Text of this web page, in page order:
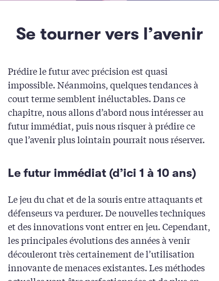
Se tourner vers l’avenir
Prédire le futur avec précision est quasi
impossible. Néanmoins, quelques tendances à
court terme semblent inéluctables. Dans ce
chapitre, nous allons d’abord nous intéresser au
futur immédiat, puis nous risquer à prédire ce
que l’avenir plus lointain pourrait nous réserver.
Le futur immédiat (d’ici 1 à 10 ans)
Le jeu du chat et de la souris entre attaquants et
défenseurs va perdurer. De nouvelles techniques
et des innovations vont entrer en jeu. Cependant,
les principales évolutions des années à venir
découleront très certainement de l’utilisation
innovante de menaces existantes. Les méthodes